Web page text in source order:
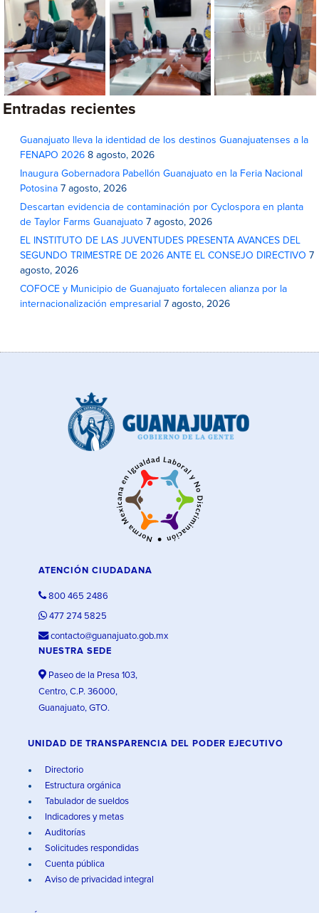
Entradas recientes
Guanajuato lleva la identidad de los destinos Guanajuatenses a la
FENAPO 2026 8 agosto, 2026
Inaugura Gobernadora Pabellón Guanajuato en la Feria Nacional
Potosina 7 agosto, 2026
Descartan evidencia de contaminación por Cyclospora en planta
de Taylor Farms Guanajuato 7 agosto, 2026
EL INSTITUTO DE LAS JUVENTUDES PRESENTA AVANCES DEL
SEGUNDO TRIMESTRE DE 2026 ANTE EL CONSEJO DIRECTIVO 7
agosto, 2026
COFOCE y Municipio de Guanajuato fortalecen alianza por la
internacionalización empresarial 7 agosto, 2026
ATENCIÓN CIUDADANA
800 465 2486
477 274 5825
contacto@guanajuato.gob.mx
NUESTRA SEDE
Paseo de la Presa 103,
Centro, C.P. 36000,
Guanajuato, GTO.
UNIDAD DE TRANSPARENCIA DEL PODER EJECUTIVO
Directorio
Estructura orgánica
Tabulador de sueldos
Indicadores y metas
Auditorías
Solicitudes respondidas
Cuenta pública
Aviso de privacidad integral